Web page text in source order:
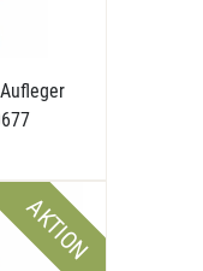
AKTION